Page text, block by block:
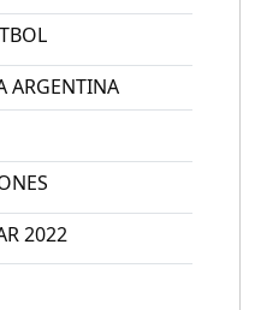
ARGENTINA
2022